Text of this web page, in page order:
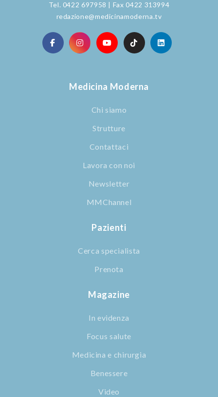
Tel. 0422 697958 | Fax 0422 313994
redazione@medicinamoderna.tv
Medicina Moderna
Chi siamo
Strutture
Contattaci
Lavora con noi
Newsletter
MMChannel
Pazienti
Cerca specialista
Prenota
Magazine
In evidenza
Focus salute
Medicina e chirurgia
Benessere
Video